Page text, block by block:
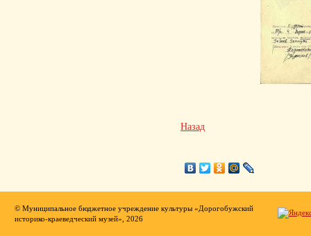
Назад
© Муниципальное бюджетное учреждение культуры «Дорогобужский
историко-краеведческий музей», 2026